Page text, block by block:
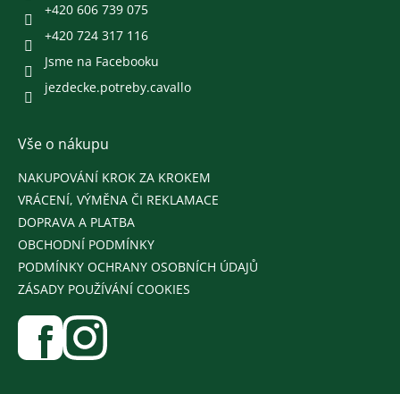
+420 606 739 075
+420 724 317 116
Jsme na Facebooku
jezdecke.potreby.cavallo
Vše o nákupu
NAKUPOVÁNÍ KROK ZA KROKEM
VRÁCENÍ, VÝMĚNA ČI REKLAMACE
DOPRAVA A PLATBA
OBCHODNÍ PODMÍNKY
PODMÍNKY OCHRANY OSOBNÍCH ÚDAJŮ
ZÁSADY POUŽÍVÁNÍ COOKIES